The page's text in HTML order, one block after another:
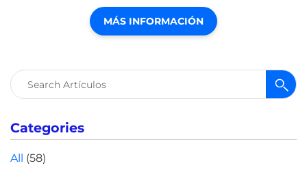
MÁS INFORMACIÓN
Buscar:
Categories
All (58)